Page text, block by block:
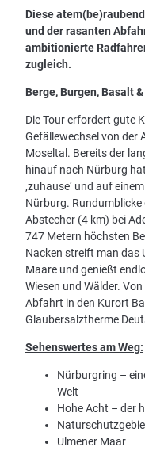
Diese
und der rasanten
ambitionierte
zugleich.
Berge, Burgen, Basalt
Die Tour erfordert gute
Gefällewechsel von der
Moseltal. Bereits der
hinauf nach Nürburg
‚zuhause‘ und auf
Nürburg.
Abstecher (4 km) bei
747 Metern höchsten
Nacken streift man das
Maare und genießt
Wiesen und Wälder.
Abfahrt in den Kurort
Glaubersalztherme
Sehenswertes am Weg:
Nürburgring –
Welt
Hohe Acht – der
Ulmener Maar